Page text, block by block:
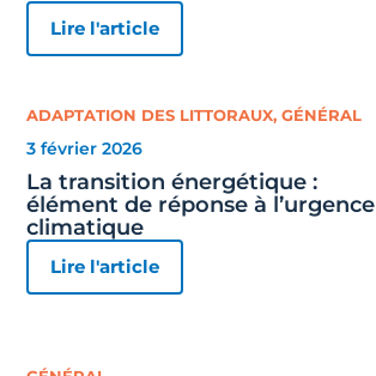
Lire l'article
ADAPTATION DES LITTORAUX,GÉNÉRAL
3 février 2026
La transition énergétique :
élément de réponse à l’urgence
climatique
Lire l'article